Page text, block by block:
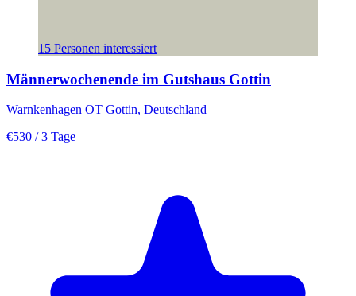
15 Personen interessiert
Männerwochenende im Gutshaus Gottin
Warnkenhagen OT Gottin, Deutschland
€530 / 3 Tage